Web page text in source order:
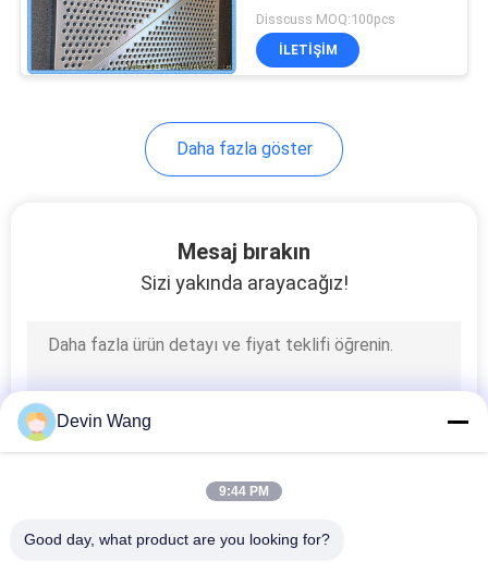
Karbonlu Punch Çelik
Levha
Disscuss MOQ:100pcs
İLETIŞIM
Daha fazla göster
Mesaj bırakın
Sizi yakında arayacağız!
Devin Wang
9:44 PM
Good day, what product are you looking for?